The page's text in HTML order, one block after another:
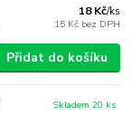
18 Kč/ks
15 Kč bez DPH
Přidat do košíku
Skladem 20 ks